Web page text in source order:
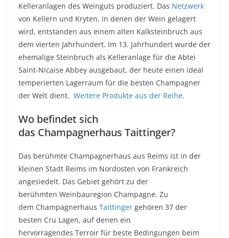
Kelleranlagen des Weinguts produziert. Das Netzwerk
von Kellern und Kryten, in denen der Wein gelagert
wird, entstanden aus einem alten Kalksteinbruch aus
dem vierten Jahrhundert. Im 13. Jahrhundert wurde der
ehemalige Steinbruch als Kelleranlage für die Abtei
Saint-Nicaise Abbey ausgebaut, der heute einen ideal
temperierten Lagerraum für die besten Champagner
der Welt dient. Weitere Produkte aus der Reihe.
Wo befindet sich
das Champagnerhaus Taittinger?
Das berühmte Champagnerhaus aus Reims ist in der
kleinen Stadt Reims im Nordosten von Frankreich
angesiedelt. Das Gebiet gehört zu der
berühmten Weinbauregion Champagne. Zu
dem Champagnerhaus Taittinger gehören 37 der
besten Cru Lagen, auf denen ein
hervorragendes Terroir für beste Bedingungen beim